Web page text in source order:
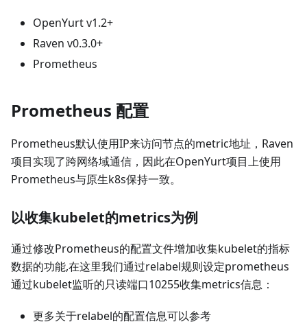
OpenYurt v1.2+
Raven v0.3.0+
Prometheus
Prometheus 配置
Prometheus默认使用IP来访问节点的metric地址，Raven
项目实现了跨网络域通信，因此在OpenYurt项目上使用
Prometheus与原生k8s保持一致。
以收集kubelet的metrics为例
通过修改Prometheus的配置文件增加收集kubelet的指标
数据的功能,在这里我们通过relabel规则设定prometheus
通过kubelet监听的只读端口10255收集metrics信息：
更多关于relabel的配置信息可以参考